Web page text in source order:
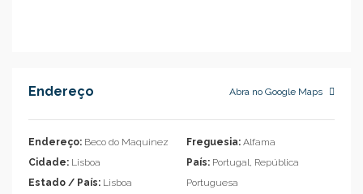
Endereço Abra no Google Maps
Endereço: Beco do Maquinez
Cidade: Lisboa
Estado / País: Lisboa
Freguesia: Alfama
País: Portugal, República
Portuguesa